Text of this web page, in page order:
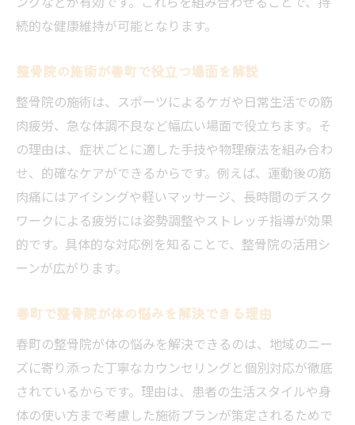
続的な健康維持が可能となります。
整骨院の施術が春町で役立つ場面を解説
整骨院の施術は、スポーツによるケガや日常生活での筋
肉疲労、急な体調不良など幅広い場面で役立ちます。そ
の理由は、症状ごとに適した手技や物理療法を組み合わ
せ、的確なケアができるからです。例えば、運動後の筋
肉痛にはアイシングや軽いマッサージ、長時間のデスク
ワークによる疲労には姿勢調整やストレッチ指導が効果
的です。具体的な対応例を知ることで、整骨院の活用シ
ーンが広がります。
春町で整骨院が体の悩みを解決できる理由
春町の整骨院が体の悩みを解決できるのは、地域のニー
ズに寄り添った丁寧なカウンセリングと個別対応が徹底
されているからです。理由は、患者の生活スタイルや身
体の使い方まで考慮した施術プランが策定されるためで